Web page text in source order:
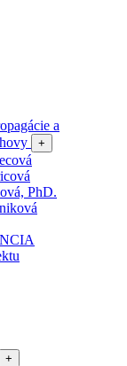
a
+
PhD.
+